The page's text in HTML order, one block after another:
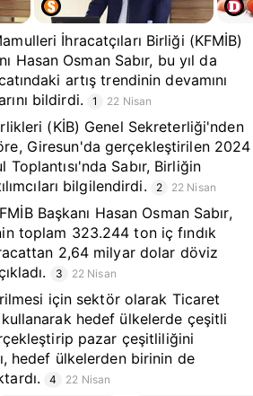
İhracatçıları Birliği (KFMİB)
Hasan Osman Sabır, bu yıl da
artış trendinin devamını
bildirdi.
1 22 Nisan
(KİB) Genel Sekreterliği'nden
Giresun'da gerçekleştirilen 2024
Toplantısı'nda Sabır, Birliğin
bilgilendirdi.
2 22 Nisan
Başkanı Hasan Osman Sabır,
toplam 323.244 ton iç fındık
2,64 milyar dolar döviz
3 22 Nisan
için sektör olarak Ticaret
kullanarak hedef ülkelerde çeşitli
pazar çeşitliliğini
hedef ülkelerden birinin de
4 22 Nisan